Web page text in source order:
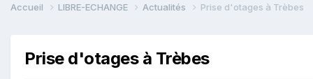
Accueil LIBRE-ECHANGE Actualités Prise d'otages à Trèbes
Prise d'otages à Trèbes